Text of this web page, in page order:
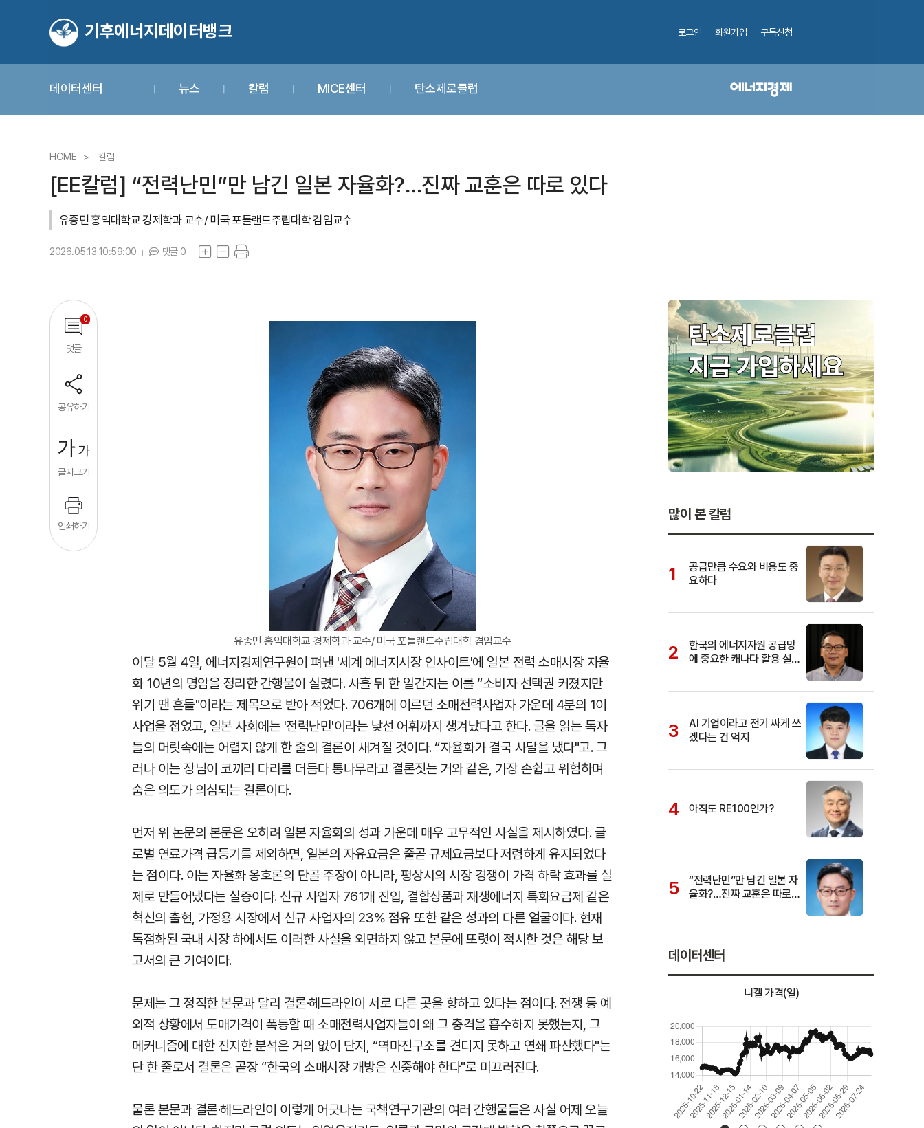
기후에너지데이터뱅크 로그인 회원가입 구독신청
데이터센터 뉴스 칼럼 MICE센터 탄소제로클럽
HOME 칼럼
[EE칼럼] “전력난민”만 남긴 일본 자율화?…진짜 교훈은 따로 있다
유종민 홍익대학교 경제학과 교수/ 미국 포틀랜드주립대학 겸임교수
2026.05.13 10:59:00 댓글 0
0
댓글
공유하기
가가
글자크기
인쇄하기
유종민 홍익대학교 경제학과 교수/ 미국 포틀랜드주립대학 겸임교수
이달 5월 4일, 에너지경제연구원이 펴낸 '세계 에너지시장 인사이트'에 일본 전력 소매시장 자율
화 10년의 명암을 정리한 간행물이 실렸다. 사흘 뒤 한 일간지는 이를 “소비자 선택권 커졌지만
위기 땐 흔들"이라는 제목으로 받아 적었다. 706개에 이르던 소매전력사업자 가운데 4분의 1이
사업을 접었고, 일본 사회에는 '전력난민'이라는 낯선 어휘까지 생겨났다고 한다. 글을 읽는 독자
들의 머릿속에는 어렵지 않게 한 줄의 결론이 새겨질 것이다. “자율화가 결국 사달을 냈다"고. 그
러나 이는 장님이 코끼리 다리를 더듬다 통나무라고 결론짓는 거와 같은, 가장 손쉽고 위험하며
숨은 의도가 의심되는 결론이다.
먼저 위 논문의 본문은 오히려 일본 자율화의 성과 가운데 매우 고무적인 사실을 제시하였다. 글
로벌 연료가격 급등기를 제외하면, 일본의 자유요금은 줄곧 규제요금보다 저렴하게 유지되었다
는 점이다. 이는 자율화 옹호론의 단골 주장이 아니라, 평상시의 시장 경쟁이 가격 하락 효과를 실
제로 만들어냈다는 실증이다. 신규 사업자 761개 진입, 결합상품과 재생에너지 특화요금제 같은
혁신의 출현, 가정용 시장에서 신규 사업자의 23% 점유 또한 같은 성과의 다른 얼굴이다. 현재
독점화된 국내 시장 하에서도 이러한 사실을 외면하지 않고 본문에 또렷이 적시한 것은 해당 보
고서의 큰 기여이다.
문제는 그 정직한 본문과 달리 결론·헤드라인이 서로 다른 곳을 향하고 있다는 점이다. 전쟁 등 예
외적 상황에서 도매가격이 폭등할 때 소매전력사업자들이 왜 그 충격을 흡수하지 못했는지, 그
메커니즘에 대한 진지한 분석은 거의 없이 단지, “역마진구조를 견디지 못하고 연쇄 파산했다"는
단 한 줄로서 결론은 곧장 “한국의 소매시장 개방은 신중해야 한다"로 미끄러진다.
물론 본문과 결론·헤드라인이 이렇게 어긋나는 국책연구기관의 여러 간행물들은 사실 어제 오늘
많이 본 칼럼
공급만큼 수요와 비용도 중
요하다
한국의 에너지자원 공급망
에 중요한 캐나다 활용 설명
AI 기업이라고 전기 싸게 쓰
겠다는 건 억지
아직도 RE100인가?
“전력난민”만 남긴 일본 자
율화?…진짜 교훈은 따로
데이터센터
니켈 가격(일)